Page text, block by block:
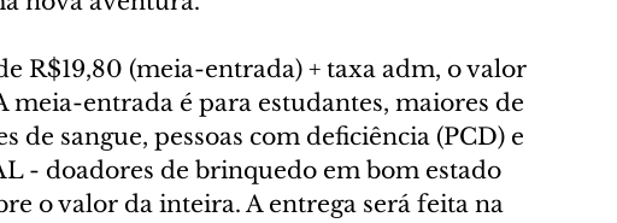
R$19,80 (meia-entrada) + taxa adm, o valor
meia-entrada é para estudantes, maiores de
de sangue, pessoas com deficiência (PCD) e
- doadores de brinquedo em bom estado
o valor da inteira. A entrega será feita na